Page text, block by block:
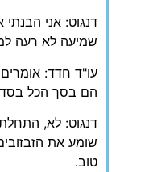
דנגוט: אני הבנתי
שמיעה לא רעה
עו"ד חדד:
הם בסך הכל
דנגוט: לא,
שומע את
טוב.